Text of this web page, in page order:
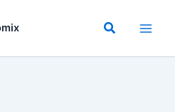
Buscar